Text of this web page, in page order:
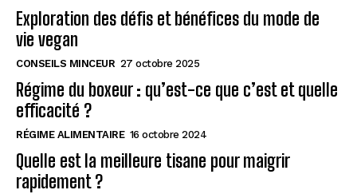
Exploration des défis et bénéfices du mode de
vie vegan
CONSEILS MINCEUR 27 octobre 2025
Régime du boxeur : qu’est-ce que c’est et quelle
efficacité ?
RÉGIME ALIMENTAIRE 16 octobre 2024
Quelle est la meilleure tisane pour maigrir
rapidement ?